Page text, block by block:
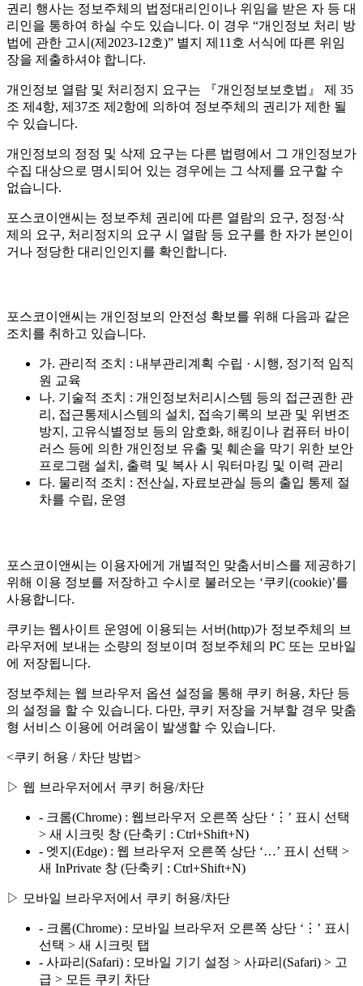
권리 행사는 정보주체의 법정대리인이나 위임을 받은 자 등 대
리인을 통하여 하실 수도 있습니다. 이 경우 “개인정보 처리 방
법에 관한 고시(제2023-12호)” 별지 제11호 서식에 따른 위임
장을 제출하셔야 합니다.
개인정보 열람 및 처리정지 요구는 『개인정보보호법』 제 35
조 제4항, 제37조 제2항에 의하여 정보주체의 권리가 제한 될
수 있습니다.
개인정보의 정정 및 삭제 요구는 다른 법령에서 그 개인정보가
수집 대상으로 명시되어 있는 경우에는 그 삭제를 요구할 수
없습니다.
포스코이앤씨는 정보주체 권리에 따른 열람의 요구, 정정·삭
제의 요구, 처리정지의 요구 시 열람 등 요구를 한 자가 본인이
거나 정당한 대리인인지를 확인합니다.
포스코이앤씨는 개인정보의 안전성 확보를 위해 다음과 같은
조치를 취하고 있습니다.
가. 관리적 조치 : 내부관리계획 수립 · 시행, 정기적 임직
원 교육
나. 기술적 조치 : 개인정보처리시스템 등의 접근권한 관
리, 접근통제시스템의 설치, 접속기록의 보관 및 위변조
방지, 고유식별정보 등의 암호화, 해킹이나 컴퓨터 바이
러스 등에 의한 개인정보 유출 및 훼손을 막기 위한 보안
프로그램 설치, 출력 및 복사 시 워터마킹 및 이력 관리
다. 물리적 조치 : 전산실, 자료보관실 등의 출입 통제 절
차를 수립, 운영
포스코이앤씨는 이용자에게 개별적인 맞춤서비스를 제공하기
위해 이용 정보를 저장하고 수시로 불러오는 ‘쿠키(cookie)’를
사용합니다.
쿠키는 웹사이트 운영에 이용되는 서버(http)가 정보주체의 브
라우저에 보내는 소량의 정보이며 정보주체의 PC 또는 모바일
에 저장됩니다.
정보주체는 웹 브라우저 옵션 설정을 통해 쿠키 허용, 차단 등
의 설정을 할 수 있습니다. 다만, 쿠키 저장을 거부할 경우 맞춤
형 서비스 이용에 어려움이 발생할 수 있습니다.
<쿠키 허용 / 차단 방법>
▷ 웹 브라우저에서 쿠키 허용/차단
- 크롬(Chrome) : 웹브라우저 오른쪽 상단 ‘⋮’ 표시 선택
> 새 시크릿 창 (단축키 : Ctrl+Shift+N)
- 엣지(Edge) : 웹 브라우저 오른쪽 상단 ‘…’ 표시 선택 >
새 InPrivate 창 (단축키 : Ctrl+Shift+N)
▷ 모바일 브라우저에서 쿠키 허용/차단
- 크롬(Chrome) : 모바일 브라우저 오른쪽 상단 ‘⋮’ 표시
선택 > 새 시크릿 탭
- 사파리(Safari) : 모바일 기기 설정 > 사파리(Safari) > 고
급 > 모든 쿠키 차단